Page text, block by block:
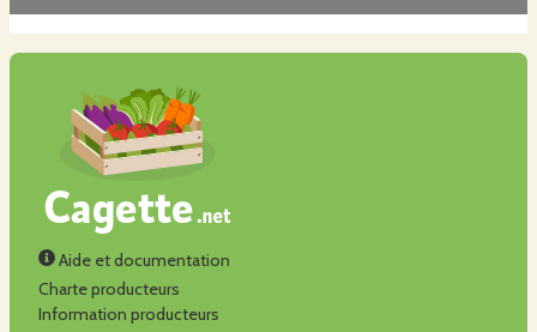
Aide et documentation
Charte producteurs
Information producteurs